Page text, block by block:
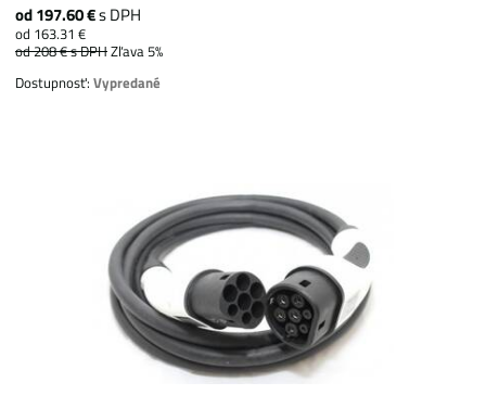
od 197.60 €s DPH
od 163.31 €
od 208 €s DPHZľava 5%
Dostupnosť:Vypredané